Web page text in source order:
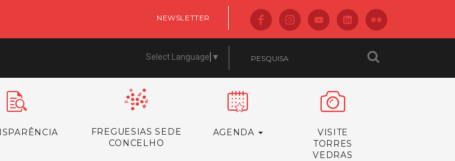
NEWSLETTER
Select Language ▼
FREGUESIAS SEDE
CONCELHO
AGENDA
VISITE
TORRES
VEDRAS